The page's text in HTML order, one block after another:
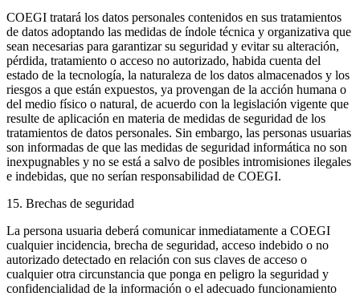
COEGI tratará los datos personales contenidos en sus tratamientos
de datos adoptando las medidas de índole técnica y organizativa que
sean necesarias para garantizar su seguridad y evitar su alteración,
pérdida, tratamiento o acceso no autorizado, habida cuenta del
estado de la tecnología, la naturaleza de los datos almacenados y los
riesgos a que están expuestos, ya provengan de la acción humana o
del medio físico o natural, de acuerdo con la legislación vigente que
resulte de aplicación en materia de medidas de seguridad de los
tratamientos de datos personales. Sin embargo, las personas usuarias
son informadas de que las medidas de seguridad informática no son
inexpugnables y no se está a salvo de posibles intromisiones ilegales
e indebidas, que no serían responsabilidad de COEGI.
15. Brechas de seguridad
La persona usuaria deberá comunicar inmediatamente a COEGI
cualquier incidencia, brecha de seguridad, acceso indebido o no
autorizado detectado en relación con sus claves de acceso o
cualquier otra circunstancia que ponga en peligro la seguridad y
confidencialidad de la información o el adecuado funcionamiento